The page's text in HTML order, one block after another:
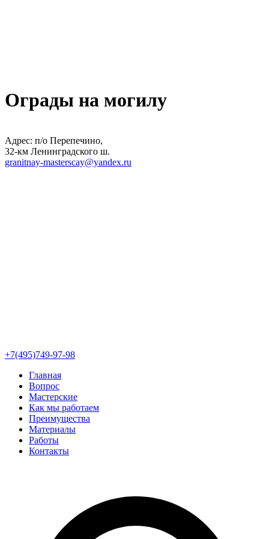
Ограды на могилу
Адрес: п/о Перепечино,
32-км Ленинградского ш.
granitnay-masterscay@yandex.ru
+7(495)749-97-98
Главная
Вопрос
Мастерские
Как мы работаем
Преимущества
Материалы
Работы
Контакты